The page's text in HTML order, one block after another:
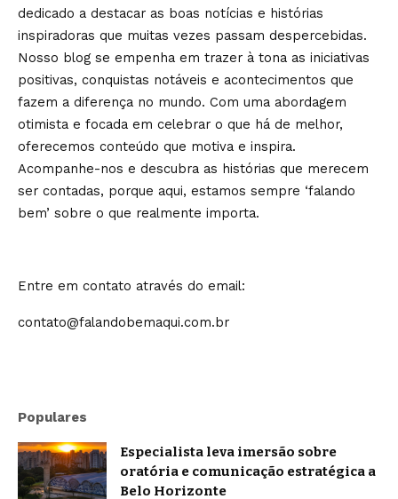
dedicado a destacar as boas notícias e histórias
inspiradoras que muitas vezes passam despercebidas.
Nosso blog se empenha em trazer à tona as iniciativas
positivas, conquistas notáveis e acontecimentos que
fazem a diferença no mundo. Com uma abordagem
otimista e focada em celebrar o que há de melhor,
oferecemos conteúdo que motiva e inspira.
Acompanhe-nos e descubra as histórias que merecem
ser contadas, porque aqui, estamos sempre ‘falando
bem’ sobre o que realmente importa.
Entre em contato através do email:
contato@falandobemaqui.com.br
Populares
Especialista leva imersão sobre
oratória e comunicação estratégica a
Belo Horizonte